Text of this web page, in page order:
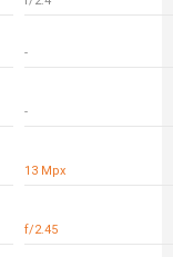
-
-
13 Mpx
f/2.45